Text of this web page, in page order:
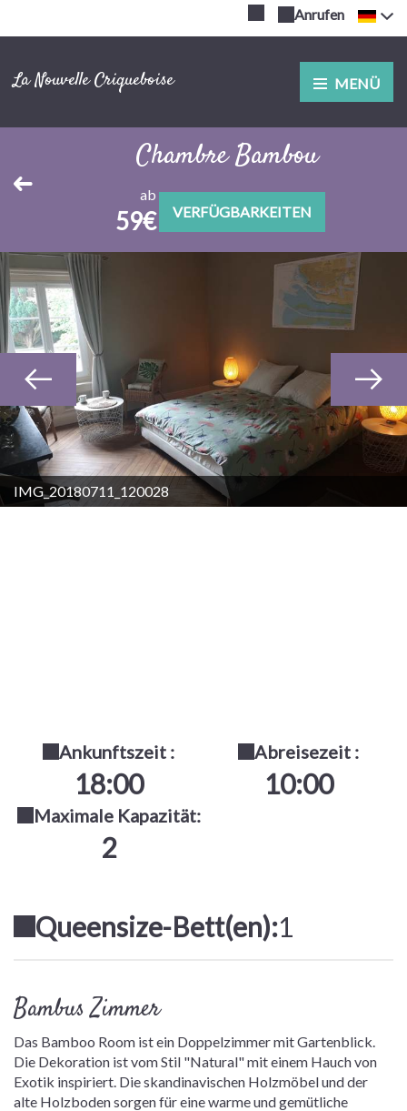
Anrufen
La Nouvelle Criqueboise MENÜ
Chambre Bambou
ab
59€ VERFÜGBARKEITEN
IMG_20180711_120028
Ankunftszeit :
18:00
Abreisezeit :
10:00
Maximale Kapazität:
2
Queensize-Bett(en):1
Bambus Zimmer
Das Bamboo Room ist ein Doppelzimmer mit Gartenblick.
Die Dekoration ist vom Stil "Natural" mit einem Hauch von
Exotik inspiriert. Die skandinavischen Holzmöbel und der
alte Holzboden sorgen für eine warme und gemütliche